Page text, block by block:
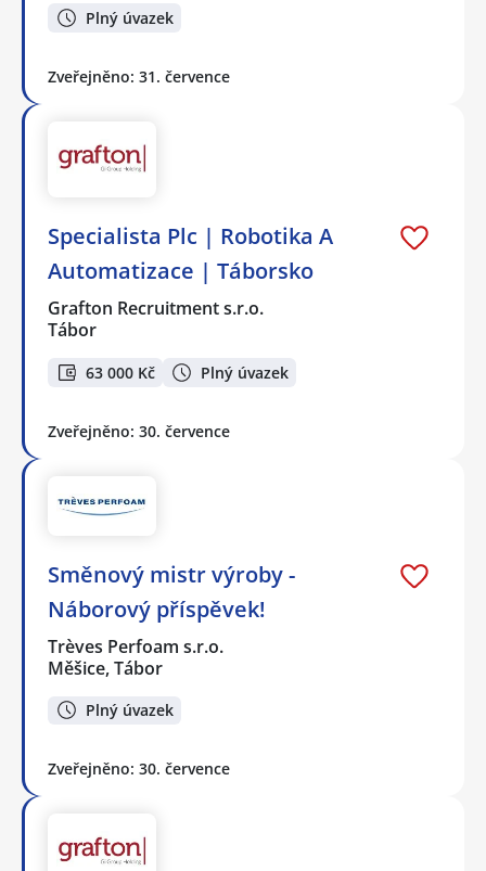
Plný úvazek
Zveřejněno: 31. července
Specialista Plc | Robotika A
Automatizace | Táborsko
Grafton Recruitment s.r.o.
Tábor
63 000 Kč Plný úvazek
Zveřejněno: 30. července
Směnový mistr výroby -
Náborový příspěvek!
Trèves Perfoam s.r.o.
Měšice, Tábor
Plný úvazek
Zveřejněno: 30. července